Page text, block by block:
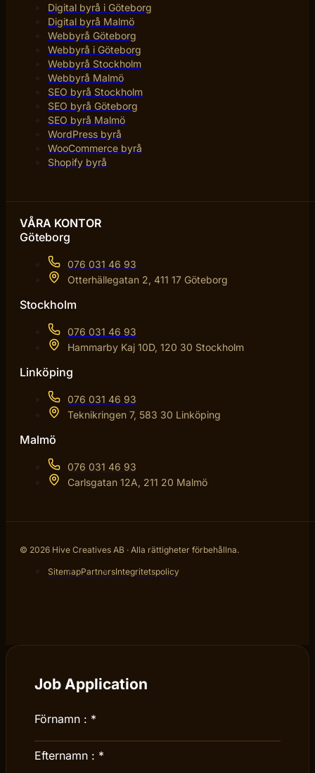
Digital byrå i Göteborg
Digital byrå Malmö
Webbyrå Göteborg
Webbyrå i Göteborg
Webbyrå Stockholm
Webbyrå Malmö
SEO byrå Stockholm
SEO byrå Göteborg
SEO byrå Malmö
WordPress byrå
WooCommerce byrå
Shopify byrå
VÅRA KONTOR
Göteborg
076 031 46 93
Otterhällegatan 2, 411 17 Göteborg
Stockholm
076 031 46 93
Hammarby Kaj 10D, 120 30 Stockholm
Linköping
076 031 46 93
Teknikringen 7, 583 30 Linköping
Malmö
076 031 46 93
Carlsgatan 12A, 211 20 Malmö
© 2026 Hive Creatives AB · Alla rättigheter förbehållna.
SitemapPartnersIntegritetspolicy
Job Application
Förnamn : *
Efternamn : *